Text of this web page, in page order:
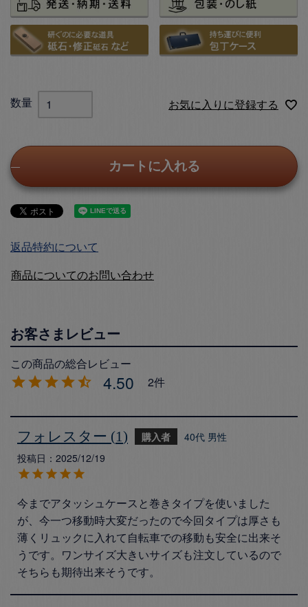
お気に入りに登録する
カートに入れる
返品特約について
商品についてのお問い合わせ
4.50 2
フォレスター 1 購入者 40代 男性
投稿日
2025/12/19
今までアタッシュケースと巻きタイプを使いました
が、今一つ移動時大変だったので今回タイプは厚さも
薄くリュックに入れて自転車での移動も安全に出来そ
うです。ワンサイズ大きいサイズも注文しているので
そちらも期待出来そうです。